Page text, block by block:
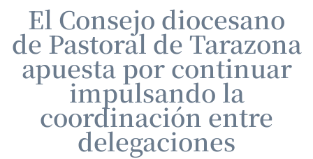
El Consejo diocesano
de Pastoral de Tarazona
apuesta por continuar
impulsando la
coordinación entre
delegaciones